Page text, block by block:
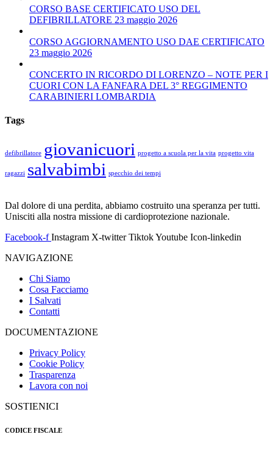
CORSO BASE CERTIFICATO USO DEL
DEFIBRILLATORE 23 maggio 2026
CORSO AGGIORNAMENTO USO DAE CERTIFICATO
23 maggio 2026
CONCERTO IN RICORDO DI LORENZO – NOTE PER I
CUORI CON LA FANFARA DEL 3° REGGIMENTO
CARABINIERI LOMBARDIA
Tags
defibrillatore giovanicuori progetto a scuola per la vita progetto vita
ragazzi salvabimbi specchio dei tempi
Dal dolore di una perdita, abbiamo costruito una speranza per tutti.
Unisciti alla nostra missione di cardioprotezione nazionale.
Facebook-f Instagram X-twitter TiktokYoutube Icon-linkedin
NAVIGAZIONE
Chi Siamo
Cosa Facciamo
I Salvati
Contatti
DOCUMENTAZIONE
Privacy Policy
Cookie Policy
Trasparenza
Lavora con noi
SOSTIENICI
CODICE FISCALE